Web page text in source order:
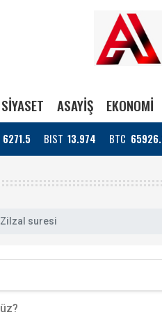
SİYASET ASAYİŞ EKONOMİ
6271.5 BIST 13.974 BTC
Zilzal suresi